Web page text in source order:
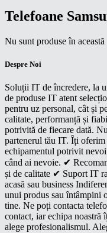
Telefoane
Nu sunt produse în această
Despre Noi
Soluții IT de încredere, la
de produse IT atent
pentru uz personal, cât și
calitate, performanță și
potrivită de fiecare dată.
partenerul tău IT. Îți oferim
echipamentul potrivit
când ai nevoie. ✔
și de calitate ✔ Suport IT
acasă sau business
unui produs sau întâmpini
tine. Ne poți contacta
contact, iar echipa noastră
alege profesionalismul.